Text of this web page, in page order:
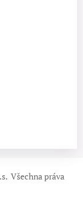
Všechna práva